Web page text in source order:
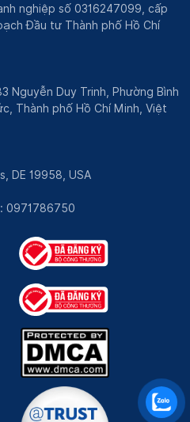
nghiệp số 0316247099, cấp
Đầu tư Thành phố Hồ Chí
Nguyễn Duy Trinh, Phường Bình
Thành phố Hồ Chí Minh, Việt
DE 19958, USA
0971786750